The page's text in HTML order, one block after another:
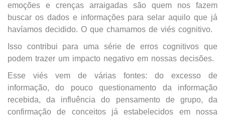
emoções e crenças arraigadas são quem nos fazem
buscar os dados e informações para selar aquilo que já
havíamos decidido. O que chamamos de viés cognitivo.
Isso contribui para uma série de erros cognitivos que
podem trazer um impacto negativo em nossas decisões.
Esse viés vem de várias fontes: do excesso de
informação, do pouco questionamento da informação
recebida, da influência do pensamento de grupo, da
confirmação de conceitos já estabelecidos em nossa